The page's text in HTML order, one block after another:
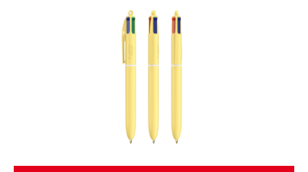
Bildergalerie überspringen